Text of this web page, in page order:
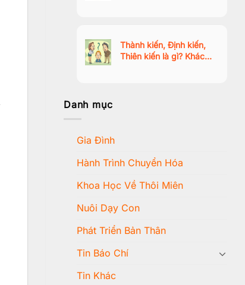
Thành kiến, Định kiến,
Thiên kiến là gì? Khác
Danh mục
Gia Đình
Hành Trình Chuyển Hóa
Khoa Học Về Thôi Miên
Nuôi Dạy Con
Phát Triển Bản Thân
Tin Báo Chí
Tin Khác